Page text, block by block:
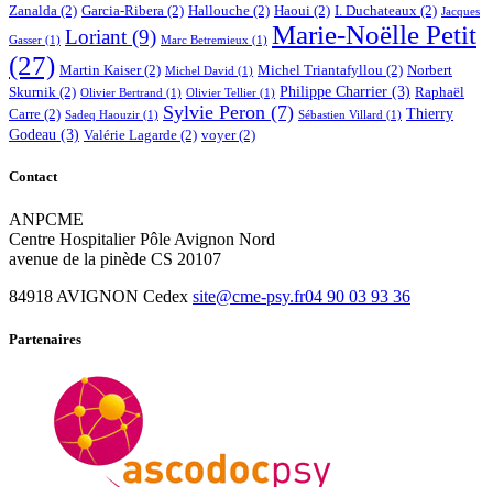
Zanalda (2) Garcia-Ribera (2) Hallouche (2) Haoui (2) I. Duchateaux (2) Jacques
Gasser (1) Loriant (9) Marc Betremieux (1) Marie-Noëlle Petit
(27) Martin Kaiser(2) Michel David (1) Michel Triantafyllou (2) Norbert
Skurnik (2) Olivier Bertrand (1) Olivier Tellier (1) Philippe Charrier (3) Raphaël
Carre (2) Sadeq Haouzir (1) Sylvie Peron (7) Sébastien Villard (1) Thierry
Godeau (3) Valérie Lagarde (2) voyer(2)
Contact
ANPCME
Centre Hospitalier Pôle Avignon Nord
avenue de la pinède CS 20107
84918 AVIGNON Cedex site@cme-psy.fr04 90 03 93 36
Partenaires